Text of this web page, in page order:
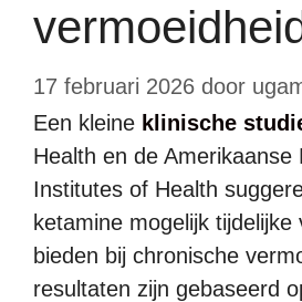
17 februari 2026 door
Een kleine klinische
Health en de Amerikaanse
Institutes of Health
ketamine mogelijk tijdelijke
bieden bij chronische
resultaten zijn gebaseerd